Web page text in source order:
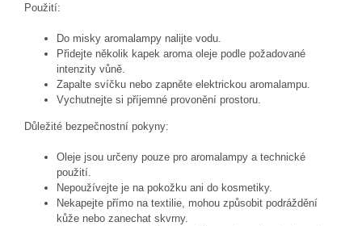
Použití:
Do misky aromalampy nalijte vodu.
Přidejte několik kapek aroma oleje podle požadované
intenzity vůně.
Zapalte svíčku nebo zapněte elektrickou aromalampu.
Vychutnejte si příjemné provonění prostoru.
Důležité bezpečnostní pokyny:
Oleje jsou určeny pouze pro aromalampy a technické
použití.
Nepoužívejte je na pokožku ani do kosmetiky.
Nekapejte přímo na textilie, mohou způsobit podráždění
kůže nebo zanechat skvrny.